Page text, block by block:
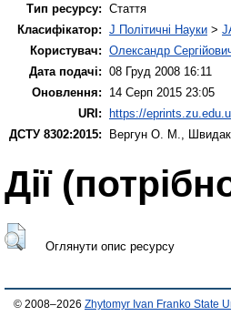
Тип ресурсу: Стаття
Класифікатор: J Політичні Науки >
Користувач: Олександр
Дата подачі: 08 Груд 2008 16:11
Оновлення:
14 Серп 2015 23:05
URI: https://
ДСТУ 8302:2015:
Вергун О. М.
Дії
Оглянути опис ресурсу
© 2008–2026 Zhytomyr Ivan Franko State